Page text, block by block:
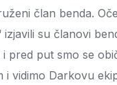
član benda.
su članovi
pred put smo se
vidimo Darkovu